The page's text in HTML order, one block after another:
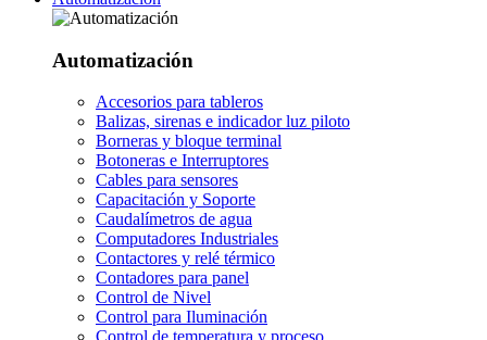
Automatización
Accesorios para tableros
Balizas, sirenas e indicador luz piloto
Borneras y bloque terminal
Botoneras e Interruptores
Cables para sensores
Capacitación y Soporte
Caudalímetros de agua
Computadores Industriales
Contactores y relé térmico
Contadores para panel
Control de Nivel
Control para Iluminación